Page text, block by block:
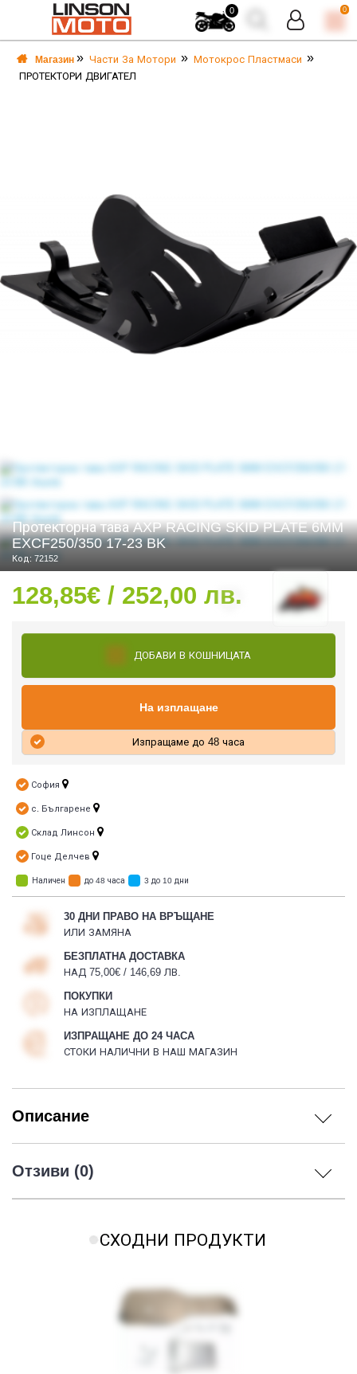
0 0
Магазин Части За Мотори
Мотокрос Пластмаси
ПРОТЕКТОРИ ДВИГАТЕЛ
Протекторна тава AXP RACING SKID PLATE 6MM
EXCF250/350 17-23 BK
Код: 72152
128,85€ / 252,00 лв.
ДОБАВИ В КОШНИЦАТА
На изплащане
Изпращаме до 48 часа
София
с. Българене
Склад Линсон
Гоце Делчев
Наличен до 48 часа 3 до 10 дни
30 ДНИ ПРАВО НА ВРЪЩАНЕ
ИЛИ ЗАМЯНА
БЕЗПЛАТНА ДОСТАВКА
НАД 75,00€ / 146,69 ЛВ.
ПОКУПКИ
НА ИЗПЛАЩАНЕ
ИЗПРАЩАНЕ ДО 24 ЧАСА
СТОКИ НАЛИЧНИ В НАШ МАГАЗИН
Описание
Отзиви (0)
СХОДНИ ПРОДУКТИ